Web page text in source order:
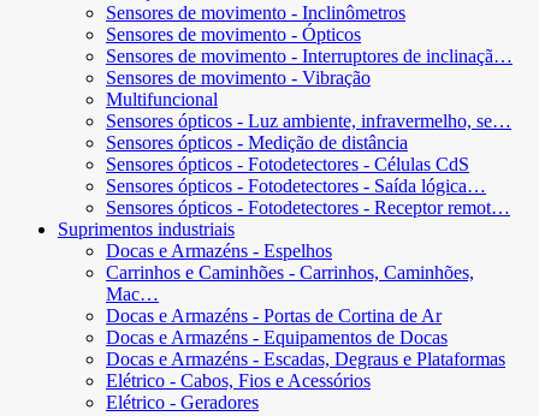
Sensores de movimento - Inclinômetros
Sensores de movimento - Ópticos
Sensores de movimento - Interruptores de inclinaçã…
Sensores de movimento - Vibração
Multifuncional
Sensores ópticos - Luz ambiente, infravermelho, se…
Sensores ópticos - Medição de distância
Sensores ópticos - Fotodetectores - Células CdS
Sensores ópticos - Fotodetectores - Saída lógica…
Sensores ópticos - Fotodetectores - Receptor remot…
Suprimentos industriais
Docas e Armazéns - Espelhos
Carrinhos e Caminhões - Carrinhos, Caminhões,
Mac…
Docas e Armazéns - Portas de Cortina de Ar
Docas e Armazéns - Equipamentos de Docas
Docas e Armazéns - Escadas, Degraus e Plataformas
Elétrico - Cabos, Fios e Acessórios
Elétrico - Geradores